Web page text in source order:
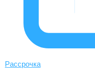
Рассрочка